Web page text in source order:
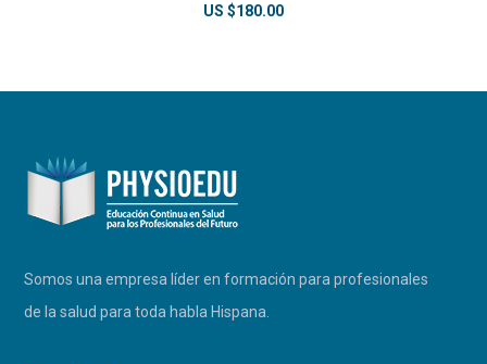
US $180.00
Somos una empresa líder en formación para profesionales
de la salud para toda habla Hispana.